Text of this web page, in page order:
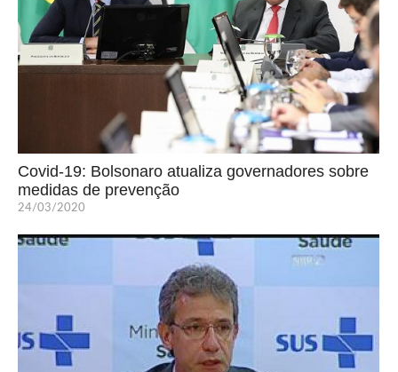
Covid-19: Bolsonaro atualiza governadores sobre
medidas de prevenção
24/03/2020